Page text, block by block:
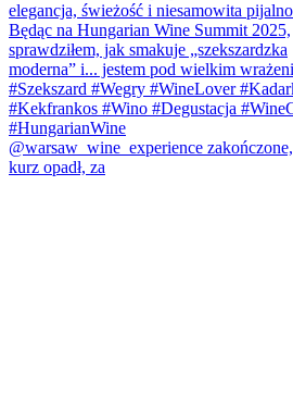
@warsaw_wine_experience zakończone,
kurz opadł, za